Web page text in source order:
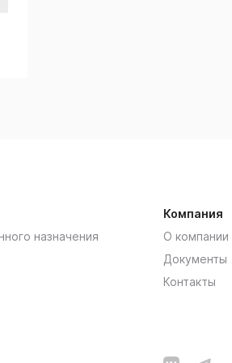
назначения
Компания
О компании
Документы
Контакты